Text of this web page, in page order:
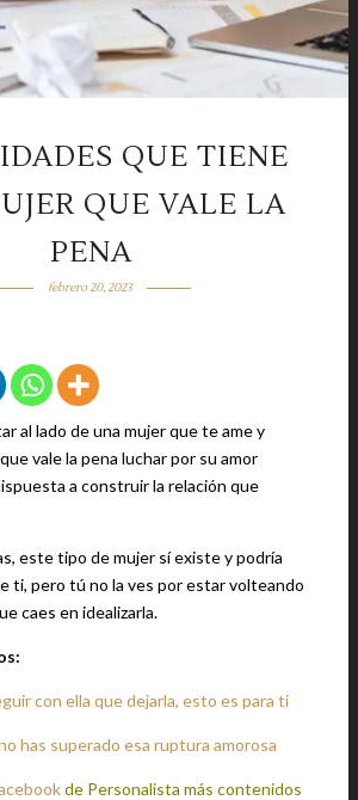
QUE TIENE
QUE VALE LA
PENA
febrero 20, 2023
al lado de una mujer que te ame y
vale la pena luchar por su amor
a construir la relación que
este tipo de mujer sí existe y podría
ti, pero tú no la ves por estar volteando
caes en idealizarla.
con ella que dejarla, esto es para ti
has superado esa ruptura amorosa
de Personalista más contenidos